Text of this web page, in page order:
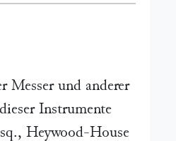
Messer und anderer
Instrumente
Heywood-House